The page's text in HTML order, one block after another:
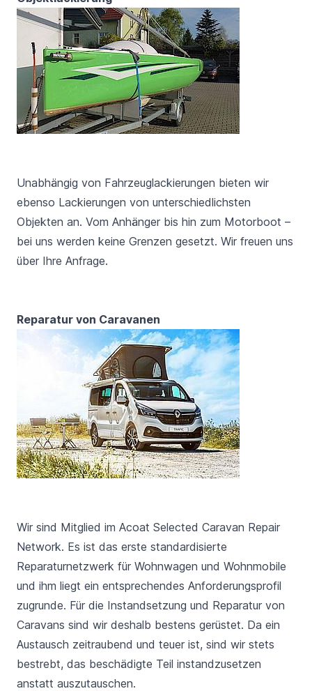
Unabhängig von Fahrzeuglackierungen bieten wir
ebenso Lackierungen von unterschiedlichsten
Objekten an. Vom Anhänger bis hin zum Motorboot –
bei uns werden keine Grenzen gesetzt. Wir freuen uns
über Ihre Anfrage.
Reparatur von Caravanen
Wir sind Mitglied im Acoat Selected Caravan Repair
Network. Es ist das erste standardisierte
Reparaturnetzwerk für Wohnwagen und Wohnmobile
und ihm liegt ein entsprechendes Anforderungsprofil
zugrunde. Für die Instandsetzung und Reparatur von
Caravans sind wir deshalb bestens gerüstet. Da ein
Austausch zeitraubend und teuer ist, sind wir stets
bestrebt, das beschädigte Teil instandzusetzen
anstatt auszutauschen.